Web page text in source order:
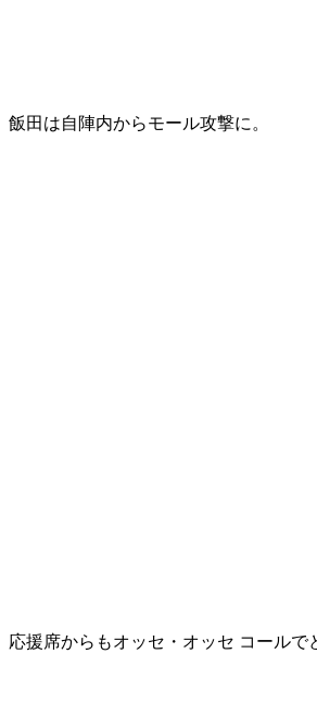
飯田は自陣内からモール攻撃に。
応援席からもオッセ・オッセ コールで